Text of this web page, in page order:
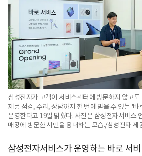
삼성전자가 고객이 서비스센터에 방문하지 않고
제품 점검, 수리, 상담까지 한 번에 받을 수 있는 '바
운영한다고 19일 밝혔다. 사진은 삼성전자서비스
매장에 방문한 시민을 응대하는 모습./삼성전자 제
삼성전자서비스가 운영하는 바로 서